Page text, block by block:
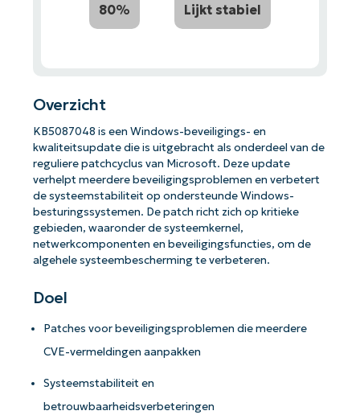
80% Lijkt stabiel
Overzicht
KB5087048 is een Windows-beveiligings- en
kwaliteitsupdate die is uitgebracht als onderdeel van de
reguliere patchcyclus van Microsoft. Deze update
verhelpt meerdere beveiligingsproblemen en verbetert
de systeemstabiliteit op ondersteunde Windows-
besturingssystemen. De patch richt zich op kritieke
gebieden, waaronder de systeemkernel,
netwerkcomponenten en beveiligingsfuncties, om de
algehele systeembescherming te verbeteren.
Doel
Patches voor beveiligingsproblemen die meerdere
CVE-vermeldingen aanpakken
Systeemstabiliteit en
betrouwbaarheidsverbeteringen